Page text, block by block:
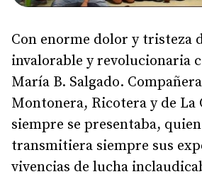
Con enorme dolor y tristeza
invalorable y revolucionaria
María B. Salgado.
Montonera, Ricotera y de La
siempre se presentaba,
transmitiera siempre sus
vivencias de lucha